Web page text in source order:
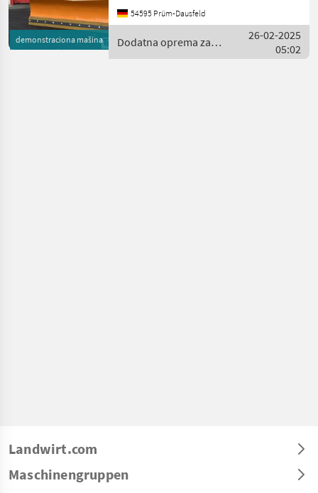
demonstraciona mašina
rechts hydraulisches
Hydraulikkupplungen nach
DN10
54595 Prüm-Dausfeld
Dodatna oprema za
traktore / Wintec
26-02-2025
05:02
Landwirt.com
Maschinengruppen